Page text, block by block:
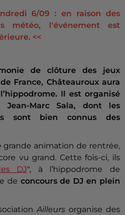
6/09 : en raison des
météo, l'événement est
<<
de clôture des jeux
France, Châteauroux aura
Il est organisé
Jean-Marc Sala, dont les
sont bien connus des
grande animation de rentrée,
vu grand. Cette fois-ci, ils
DJ", à l’hippodrome de
de concours de DJ en plein
Ailleurs organise des